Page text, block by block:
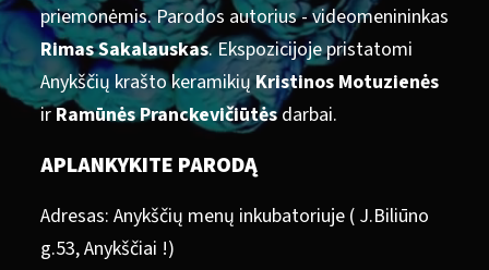
priemonėmis. Parodos autorius - videomenininkas
Rimas Sakalauskas. Ekspozicijoje pristatomi
Anykščių krašto keramikiųKristinos Motuzienės
irRamūnės Pranckevičiūtėsdarbai.
APLANKYKITE PARODĄ
Adresas: Anykščių menų inkubatoriuje ( J.Biliūno
g.53, Anykščiai !)